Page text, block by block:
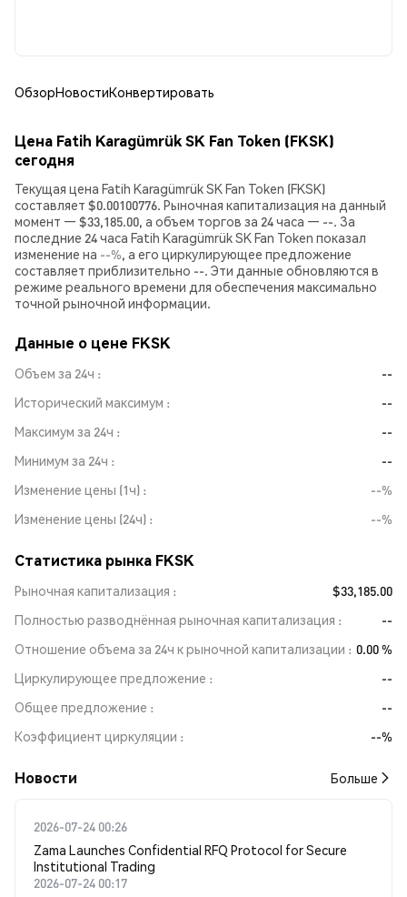
ОбзорНовостиКонвертировать
Цена Fatih Karagümrük SK Fan Token (FKSK)
сегодня
Текущая цена Fatih Karagümrük SK Fan Token (FKSK)
составляет $0.00100776. Рыночная капитализация на данный
момент — $33,185.00, а объем торгов за 24 часа — --. За
последние 24 часа Fatih Karagümrük SK Fan Token показал
изменение на --%, а его циркулирующее предложение
составляет приблизительно --. Эти данные обновляются в
режиме реального времени для обеспечения максимально
точной рыночной информации.
Данные о цене FKSK
Объем за 24ч
--
Исторический максимум
--
Максимум за 24ч
--
Минимум за 24ч
--
Изменение цены (1ч)
--%
Изменение цены (24ч)
--%
Статистика рынка FKSK
Рыночная капитализация
$33,185.00
Полностью разводнённая рыночная капитализация
--
Отношение объема за 24ч к рыночной капитализации
0.00 %
Циркулирующее предложение
--
Общее предложение
--
Коэффициент циркуляции
--%
Новости Больше
2026-07-24 00:26
Zama Launches Confidential RFQ Protocol for Secure
Institutional Trading
2026-07-24 00:17